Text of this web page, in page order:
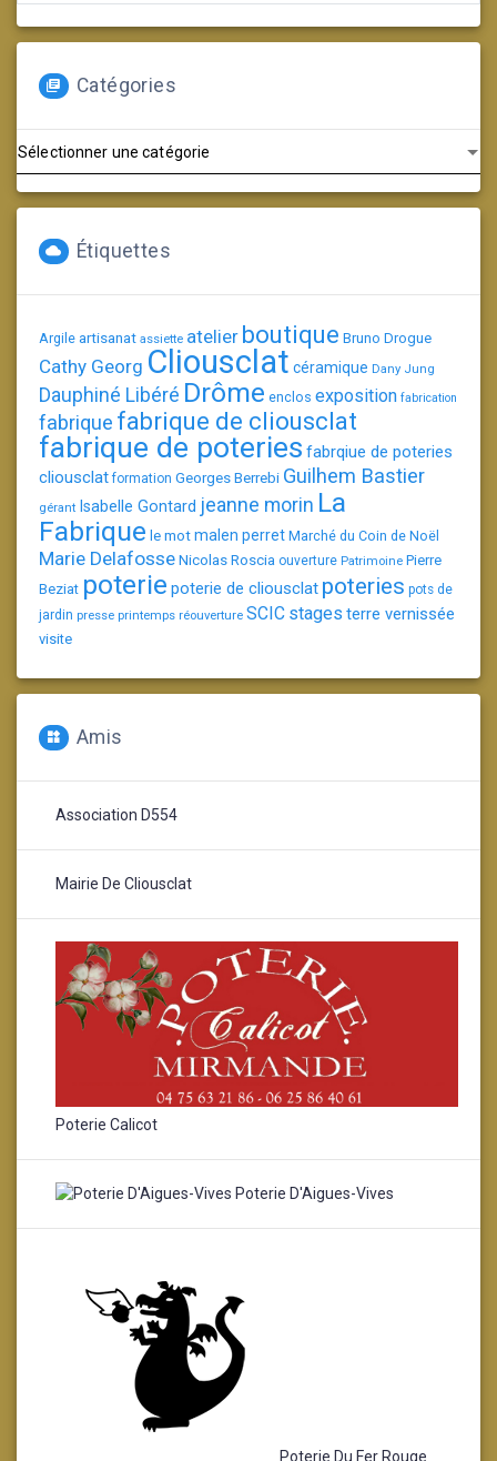
Catégories
Étiquettes
Argile artisanat assiette atelier boutique Bruno Drogue
Cathy Georg Cliousclat céramique Dany Jung
Dauphiné Libéré Drôme enclos exposition fabrication
fabrique fabrique de cliousclat
fabrique de poteries fabrqiue de poteries
cliousclat formation Georges Berrebi Guilhem Bastier
gérant Isabelle Gontard jeanne morin La
Fabrique le motmalen perret Marché du Coin de Noël
Marie DelafosseNicolas Roscia ouverture Patrimoine Pierre
Beziat poterie poterie de cliousclat poteries pots de
jardin presse printemps réouverture SCIC stages terre vernissée
visite
Amis
Association D554
Mairie De Cliousclat
Poterie Calicot
Poterie D'Aigues-Vives
Poterie Du Fer Rouge